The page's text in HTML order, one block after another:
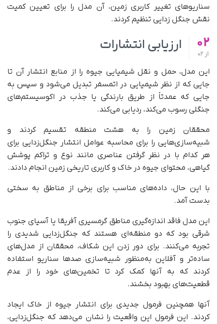
سناریوهای تغییر کاربری زمین، آن مدل را برای تعیین کمیت
نقش جنگل زدایی تنظیم کردند.
02
از
ارزیابی انتشارات
این مدل، حمل و نقل شیمیایی جیوه را از منابع انتشار آن تا
جایی که از نظر شیمیایی در اتمسفر تبدیل می‌شود و سپس به
جایی که عمدتاً از طریق بارندگی یا جذب در اکوسیستم‌های
جنگلی رسوب می‌کند، ردیابی می‌کند.
محققان زمین را به هشت منطقه تقسیم کردند و
شبیه‌سازی‌هایی را برای محاسبه عوامل انتشار جنگل‌زدایی برای
هر کدام با در نظر گرفتن عناصری مانند نوع و تراکم پوشش
گیاهی، محتوای جیوه در خاک و کاربری تاریخی زمین انجام دادند.
با این حال، داده‌های مناسب برای برخی از مناطق به سختی
بدست آمد.
این مدل فاقد اندازه‌گیری مناطق گرمسیری آفریقا یا آسیای جنوب
شرقی بود که دو منطقه‌ای هستند که جنگل‌زدایی شدیدی را
تجربه می‌کنند. برای دور زدن این شکاف، محققان از مدل‌های
ساده‌تر و آفلاین به‌منظور شبیه‌سازی صدها سناریو استفاده
کردند که به آنها کمک کرد تا تخمین‌های خود را از عدم
قطعیت‌های بهبود بخشند.
آنها همچنین فرمول جدیدی برای انتشار جیوه از خاک ایجاد
کردند. این فرمول این واقعیت را نشان می‌دهد که جنگل‌زدایی،